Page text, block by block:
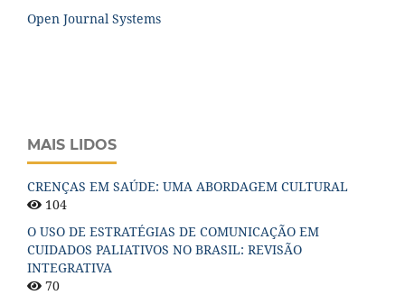
Open Journal Systems
MAIS LIDOS
CRENÇAS EM SAÚDE: UMA ABORDAGEM CULTURAL
104
O USO DE ESTRATÉGIAS DE COMUNICAÇÃO EM
CUIDADOS PALIATIVOS NO BRASIL: REVISÃO
INTEGRATIVA
70